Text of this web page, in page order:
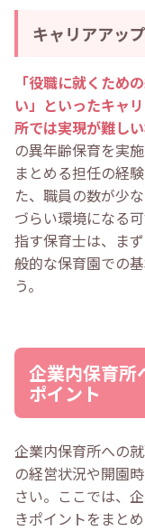
キャリアアッ
「役職に就くため
い」といったキャ
所では実現が難し
の異年齢保育を実
まとめる担任の経
た、職員の数が少
づらい環境になる
指す保育士は、ま
般的な保育園での
う。
企業内保育所
ポイント
企業内保育所への
の経営状況や開園
さい。ここでは、
きポイントをまとめ